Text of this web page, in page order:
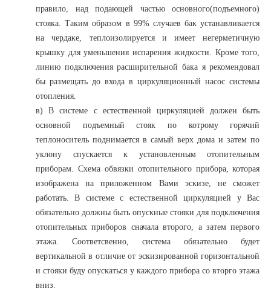
правило, над подающей частью основного(подъемного)
стояка. Таким образом в 99% случаев бак устанавливается
на чердаке, теплоизолируется и имеет негерметичную
крышку для уменьшения испарения жидкости. Кроме того,
линию подключения расширительной бака я рекомендовал
бы размещать до входа в циркуляционный насос системы
отопления.
в) В системе с естественной циркуляцией должен быть
основной подъемный стояк по котрому горячий
теплоноситель поднимается в самый верх дома и затем по
уклону спускается к установленным отопительным
приборам. Схема обвязки отопительного прибора, которая
изображена на приложенном Вами эскизе, не сможет
работать. В системе с естественной циркуляцией у Вас
обязательно должны быть опускные стояки для подключения
отопительных приборов сначала второго, а затем первого
этажа. Соответсвенно, система обязательно будет
вертикальной в отличие от эскизированной горизонтальной
и стояки буду опускаться у каждого прибора со вторго этажа
вниз.